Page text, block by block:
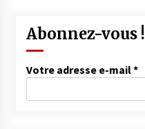
Abonnez-vous !
Votre adresse e-mail*